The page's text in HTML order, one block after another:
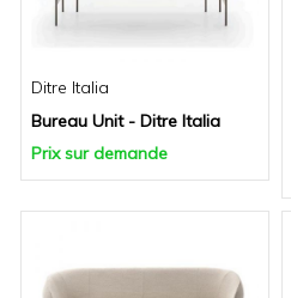
Ditre Italia
Bureau Unit - Ditre Italia
Prix sur demande